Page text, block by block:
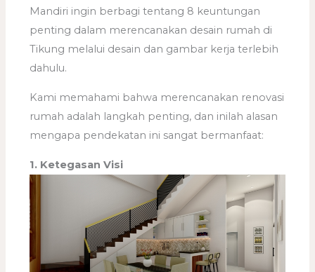
Mandiri ingin berbagi tentang 8 keuntungan
penting dalam merencanakan desain rumah di
Tikung melalui desain dan gambar kerja terlebih
dahulu.
Kami memahami bahwa merencanakan renovasi
rumah adalah langkah penting, dan inilah alasan
mengapa pendekatan ini sangat bermanfaat:
1. Ketegasan Visi